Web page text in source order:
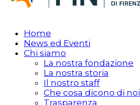
Home
News ed Eventi
Chi siamo
La nostra fondazione
La nostra storia
Il nostro staff
Che cosa dicono di noi
Trasparenza